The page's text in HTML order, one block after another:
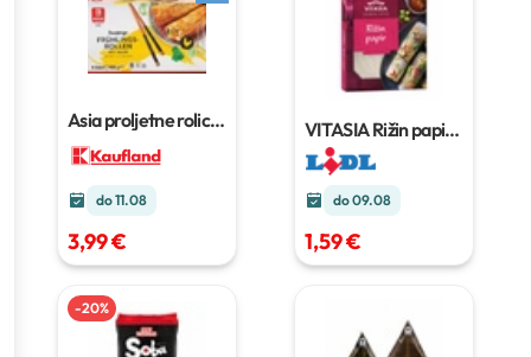
Asia proljetne rolice
do 11.08
3,99 €
VITASIA Rižin papir
100 g
do 09.08
1,59 €
-20%